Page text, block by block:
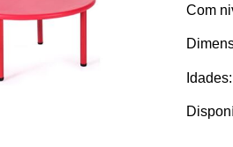
Com